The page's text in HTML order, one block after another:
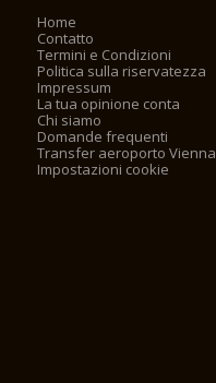
Home
Contatto
Termini e Condizioni
Politica sulla riservatezza
Impressum
La tua opinione conta
Chi siamo
Domande frequenti
Transfer aeroporto Vienna
Impostazioni cookie